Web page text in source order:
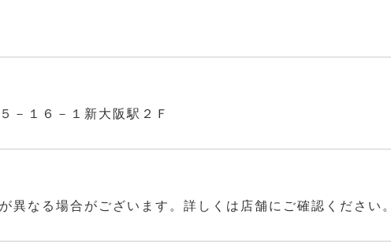
－１６－１新大阪駅２Ｆ
異なる場合がございます。詳しくは店舗にご確認ください。